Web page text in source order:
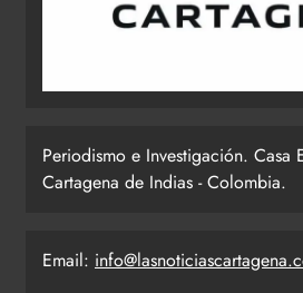
Periodismo e Investigación. Casa
Cartagena de Indias - Colombia.
Email: